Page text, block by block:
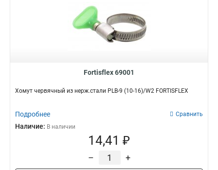
Fortisflex 69001
Хомут червячный из нерж.стали PLB-9 (10-16)/W2 FORTISFLEX
Подробнее Сравнить
Наличие: В наличии
14,41 ₽
– +